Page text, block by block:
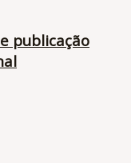
publicação